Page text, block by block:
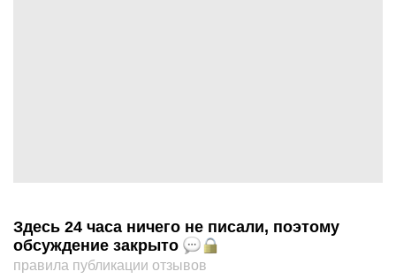
Здесь 24 часа ничего не писали, поэтому
обсуждение закрыто
правила публикации отзывов